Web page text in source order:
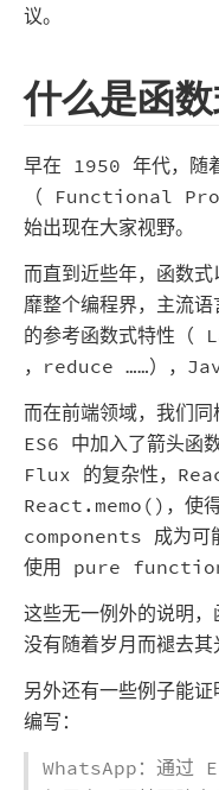
议。
什么是函
早在 1950 年代，随
（ Functional
始出现在大家视野。
而直到近些年，函数
靡整个编程界，主流
的参考函数式特性（
，reduce ……），
而在前端领域，我们同
ES6 中加入了箭头
Flux 的复杂性，
React.memo()，
components 成为可
使用 pure function
这些无一例外的说明
没有随着岁月而褪去其
另外还有一些例子能
编写：
WhatsApp：通过